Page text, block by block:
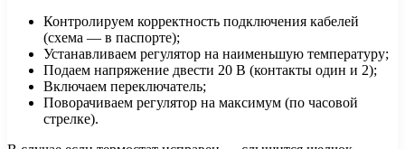
Контролируем корректность подключения кабелей
(схема — в паспорте);
Устанавливаем регулятор на наименьшую температуру;
Подаем напряжение двести 20 В (контакты один и 2);
Включаем переключатель;
Поворачиваем регулятор на максимум (по часовой
стрелке).